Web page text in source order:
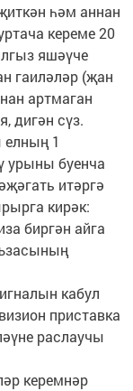
һәм аннан
кереме 20
яшәүче
гаиләләр (җан
артмаган
дигән сүз.
елның 1
урыны буенча
итәргә
кирәк:
биргән айга
кабул
приставка
раслаучы
керемнәр